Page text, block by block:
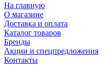
На главную
О магазине
Доставка и оплата
Каталог товаров
Бренды
Акции и спецпредложения
Контакты